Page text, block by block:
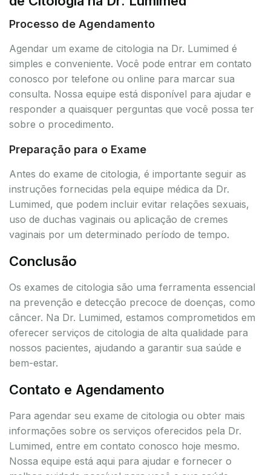
Processo de Agendamento
Agendar um exame de citologia na Dr. Lumimed é
simples e conveniente. Você pode entrar em contato
conosco por telefone ou online para marcar sua
consulta. Nossa equipe está disponível para ajudar e
responder a quaisquer perguntas que você possa ter
sobre o procedimento.
Preparação para o Exame
Antes do exame de citologia, é importante seguir as
instruções fornecidas pela equipe médica da Dr.
Lumimed, que podem incluir evitar relações sexuais,
uso de duchas vaginais ou aplicação de cremes
vaginais por um determinado período de tempo.
Conclusão
Os exames de citologia são uma ferramenta essencial
na prevenção e detecção precoce de doenças, como
câncer. Na Dr. Lumimed, estamos comprometidos em
oferecer serviços de citologia de alta qualidade para
nossos pacientes, ajudando a garantir sua saúde e
bem-estar.
Contato e Agendamento
Para agendar seu exame de citologia ou obter mais
informações sobre os serviços oferecidos pela Dr.
Lumimed, entre em contato conosco hoje mesmo.
Nossa equipe está aqui para ajudar e fornecer o